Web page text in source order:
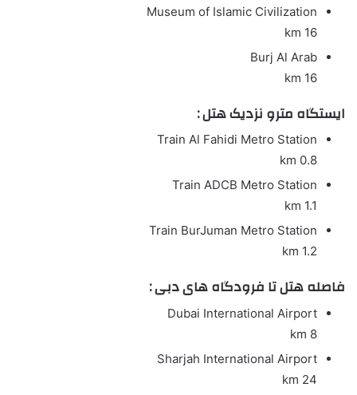
Museum of Islamic Civilization
16 km
Burj Al Arab
16 km
ایستگاه مترو نزدیک هتل :
Train Al Fahidi Metro Station
0.8 km
Train ADCB Metro Station
1.1 km
Train BurJuman Metro Station
1.2 km
فاصله هتل تا فرودگاه های دبی :
Dubai International Airport
8 km
Sharjah International Airport
24 km